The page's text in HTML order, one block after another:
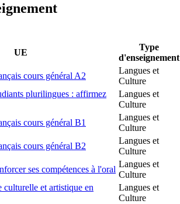
UE
Type
d'enseignement
cours général A2
Langues et
Culture
plurilingues : affirmez
Langues et
Culture
cours général B1
Langues et
Culture
cours général B2
Langues et
Culture
ses compétences à l'oral
Langues et
Culture
culturelle et artistique en
Langues et
Culture